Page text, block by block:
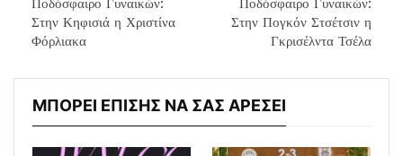
Ποδόσφαιρο Γυναικών:
Στην Κηφισιά η Χριστίνα
Φόρλιακα
Ποδόσφαιρο Γυναικών:
Στην Πογκόν Στσέτσιν η
Γκρισέλντα Τσέλα
ΜΠΟΡΕΙ ΕΠΙΣΗΣ ΝΑ ΣΑΣ ΑΡΕΣΕΙ